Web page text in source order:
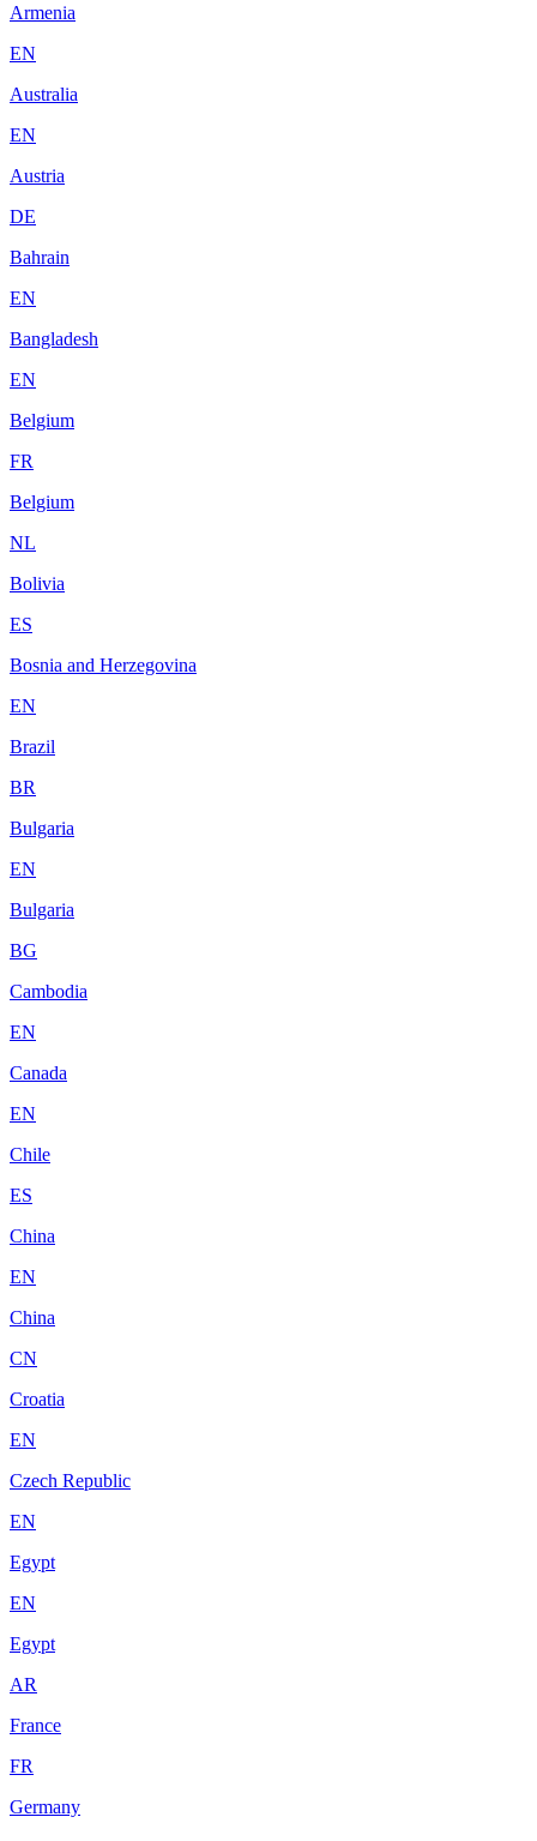
Armenia
EN
Australia
EN
Austria
DE
Bahrain
EN
Bangladesh
EN
Belgium
FR
Belgium
NL
Bolivia
ES
Bosnia and Herzegovina
EN
Brazil
BR
Bulgaria
EN
Bulgaria
BG
Cambodia
EN
Canada
EN
Chile
ES
China
EN
China
CN
Croatia
EN
Czech Republic
EN
Egypt
EN
Egypt
AR
France
FR
Germany